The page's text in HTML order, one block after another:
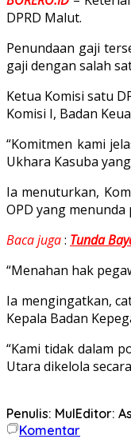
DPRD Malut.
Penundaan gaji
gaji dengan salah
Ketua Komisi satu
Komisi I, Badan
“Komitmen kami
Ukhara Kasuba
Ia menuturkan,
OPD yang
Baca juga: Tunda
“Menahan hak
Ia mengingatkan,
Kepala Badan
“Kami tidak dalam
Utara dikelola
Penulis: MulEditor:
Komentar